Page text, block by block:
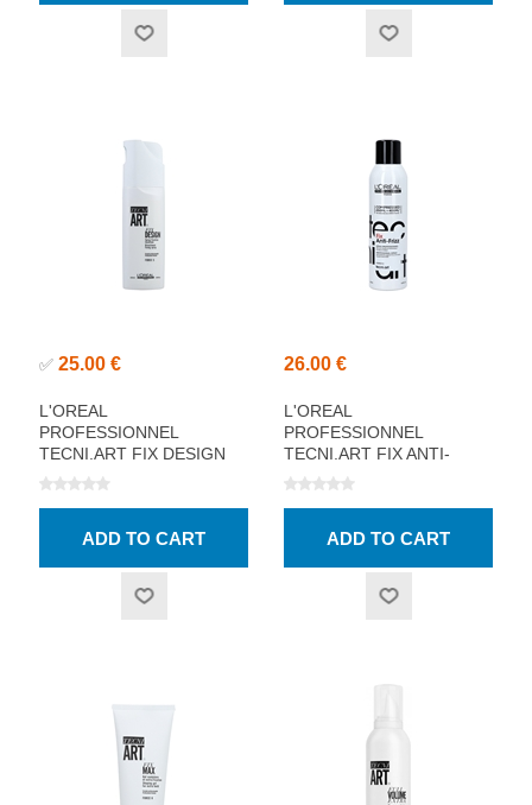
✅ 25.00 €
L'OREAL
PROFESSIONNEL
TECNI.ART FIX DESIGN
SPRAY 200ML
26.00 €
L'OREAL
PROFESSIONNEL
TECNI.ART FIX ANTI-
FRIZZ SPRAY 250ML